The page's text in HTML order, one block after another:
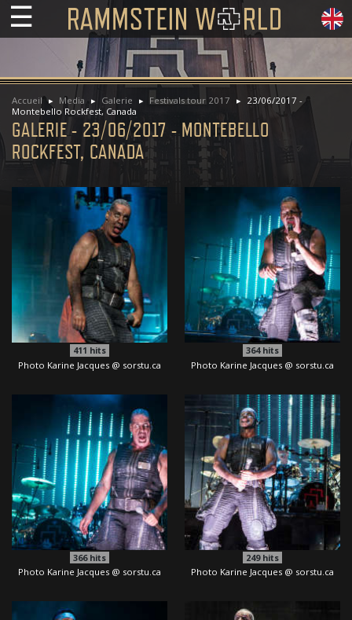
☰
Accueil Media Galerie Festivals tour 2017
23/06/2017 -
Montebello Rockfest, Canada
GALERIE - 23/06/2017 - MONTEBELLO
ROCKFEST, CANADA
411 hits
Photo Karine Jacques @ sorstu.ca
364hits
Photo Karine Jacques @ sorstu.ca
366hits
Photo Karine Jacques @ sorstu.ca
249hits
Photo Karine Jacques @ sorstu.ca